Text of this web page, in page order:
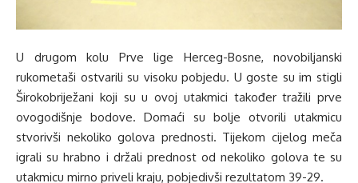
U drugom kolu Prve lige Herceg-Bosne, novobiljanski
rukometaši ostvarili su visoku pobjedu. U goste su im stigli
Širokobriježani koji su u ovoj utakmici također tražili prve
ovogodišnje bodove. Domaći su bolje otvorili utakmicu
stvorivši nekoliko golova prednosti. Tijekom cijelog meča
igrali su hrabno i držali prednost od nekoliko golova te su
utakmicu mirno priveli kraju, pobjedivši rezultatom 39-29.